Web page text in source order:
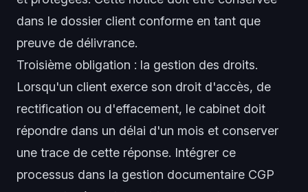
dans le dossier client conforme en tant que
preuve de délivrance.
Troisième obligation : la gestion des droits.
Lorsqu'un client exerce son droit d'accès, de
rectification ou d'effacement, le cabinet doit
répondre dans un délai d'un mois et conserver
une trace de cette réponse. Intégrer ce
processus dans la gestion documentaire CGP